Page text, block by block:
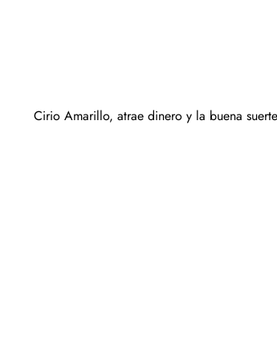
Cirio Amarillo, atrae dinero y la buena